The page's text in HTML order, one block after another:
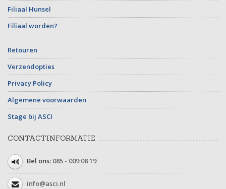
Filiaal Hunsel
Filiaal worden?
Retouren
Verzendopties
Privacy Policy
Algemene voorwaarden
Stage bij ASCI
CONTACTINFORMATIE
Bel ons: 085 - 009 08 19
info@asci.nl